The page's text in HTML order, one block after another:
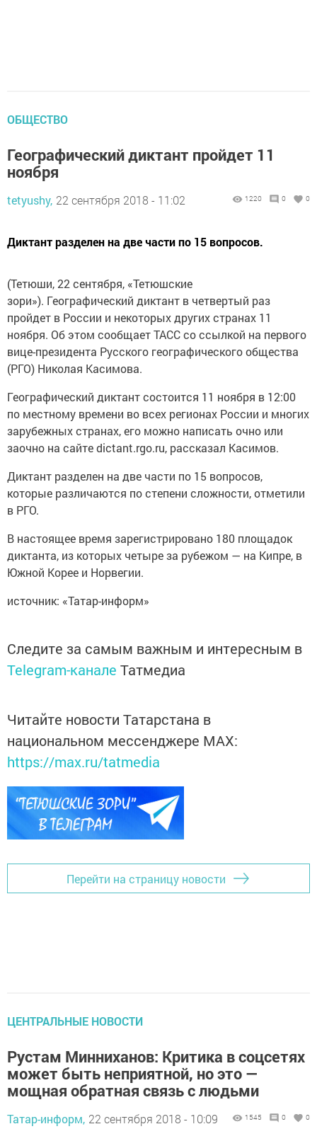
ОБЩЕСТВО
Географический диктант пройдет 11
ноября
tetyushy, 22 сентября 2018 - 11:02 1220 0 0
Диктант разделен на две части по 15 вопросов.
(Тетюши, 22 сентября, «Тетюшские
зори»). Географический диктант в четвертый раз
пройдет в России и некоторых других странах 11
ноября. Об этом сообщает ТАСС со ссылкой на первого
вице-президента Русского географического общества
(РГО) Николая Касимова.
Географический диктант состоится 11 ноября в 12:00
по местному времени во всех регионах России и многих
зарубежных странах, его можно написать очно или
заочно на сайте dictant.rgo.ru, рассказал Касимов.
Диктант разделен на две части по 15 вопросов,
которые различаются по степени сложности, отметили
в РГО.
В настоящее время зарегистрировано 180 площадок
диктанта, из которых четыре за рубежом — на Кипре, в
Южной Корее и Норвегии.
источник: «Татар-информ»
Следите за самым важным и интересным в
Telegram-канале Татмедиа
Читайте новости Татарстана в
национальном мессенджере MАХ:
https://max.ru/tatmedia
Перейти на страницу новости
ЦЕНТРАЛЬНЫЕ НОВОСТИ
Рустам Минниханов: Критика в соцсетях
может быть неприятной, но это —
мощная обратная связь с людьми
Татар-информ, 22 сентября 2018 - 10:09 1545 0 0